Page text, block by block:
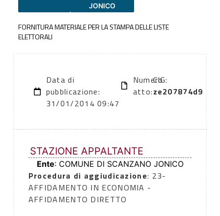
JONICO
FORNITURA MATERIALE PER LA STAMPA DELLE LISTE
ELETTORALI
Data di
pubblicazione:
31/01/2014 09:47
Numero
atto:
CIG:
ze207874d9
STAZIONE APPALTANTE
Ente: COMUNE DI SCANZANO JONICO
Procedura di aggiudicazione: 23-
AFFIDAMENTO IN ECONOMIA -
AFFIDAMENTO DIRETTO